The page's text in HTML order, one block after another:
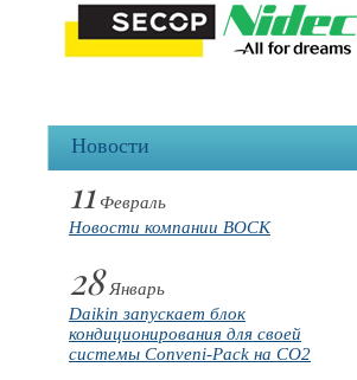
Новости
11 Февраль
Новости компании BOCK
28Январь
Daikin запускает блок
кондиционирования для своей
системы Conveni-Pack на CO2